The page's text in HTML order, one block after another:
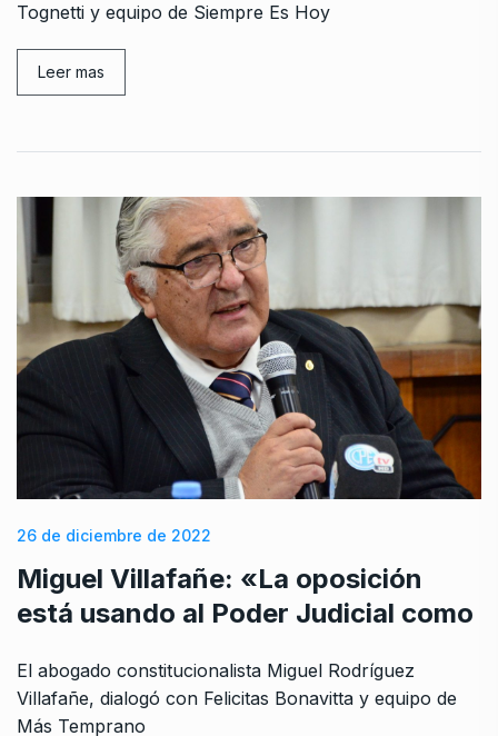
Tognetti y equipo de Siempre Es Hoy
Leer mas
26 de diciembre de 2022
Miguel Villafañe: «La oposición
está usando al Poder Judicial como
El abogado constitucionalista Miguel Rodríguez
Villafañe, dialogó con Felicitas Bonavitta y equipo de
Más Temprano